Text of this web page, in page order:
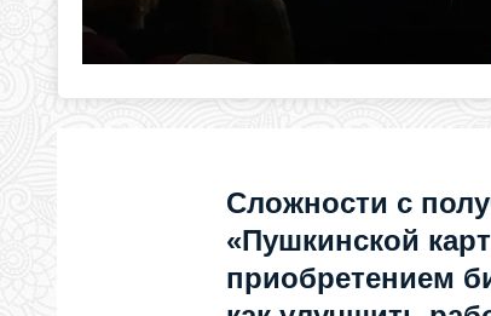
Сложности с
«Пушкинской
приобретением